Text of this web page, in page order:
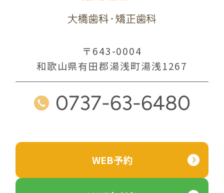
〒643-0004
和歌山県有田郡湯浅町湯浅1267
0737-63-6480
WEB予約